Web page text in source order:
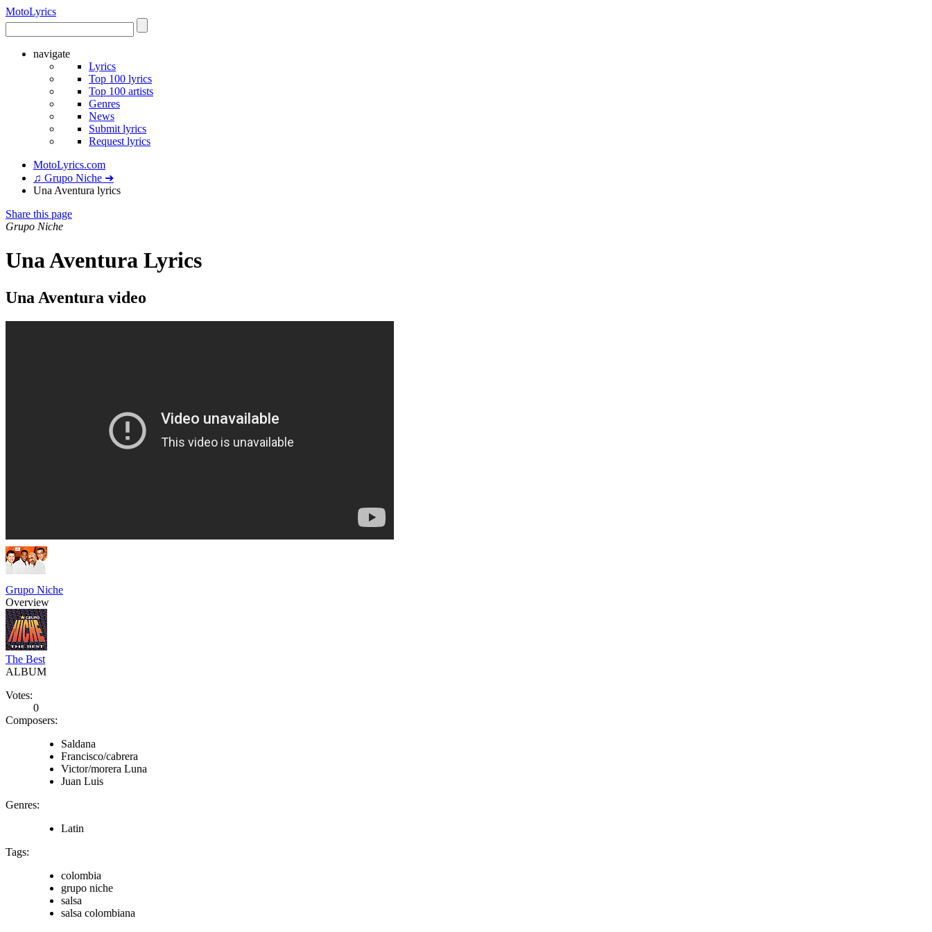
MotoLyrics
navigate
Lyrics
Top 100 lyrics
Top 100 artists
Genres
News
Submit lyrics
Request lyrics
MotoLyrics.com
♫ Grupo Niche ➜
Una Aventura lyrics
Share this page
Grupo Niche
Una Aventura Lyrics
Una Aventura video
Grupo Niche
Overview
The Best
ALBUM
Votes:
0
Composers:
Saldana
Francisco/cabrera
Victor/morera Luna
Juan Luis
Genres:
Latin
Tags:
colombia
grupo niche
salsa
salsa colombiana